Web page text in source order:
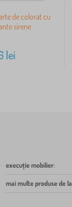
de colorat cu
sirene
lei
execuție mobilier:
mai multe produse de la